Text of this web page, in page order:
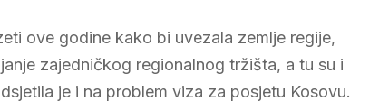
ove godine kako bi uvezala zemlje regije,
zajedničkog regionalnog tržišta, a tu su i
je i na problem viza za posjetu Kosovu.